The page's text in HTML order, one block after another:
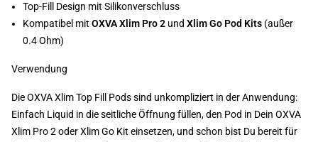
Top-Fill Design mit Silikonverschluss
Kompatibel mit OXVA Xlim Pro 2 und Xlim Go Pod Kits (außer
0.4 Ohm)
Verwendung
Die OXVA Xlim Top Fill Pods sind unkompliziert in der Anwendung:
Einfach Liquid in die seitliche Öffnung füllen, den Pod in Dein OXVA
Xlim Pro 2 oder Xlim Go Kit einsetzen, und schon bist Du bereit für